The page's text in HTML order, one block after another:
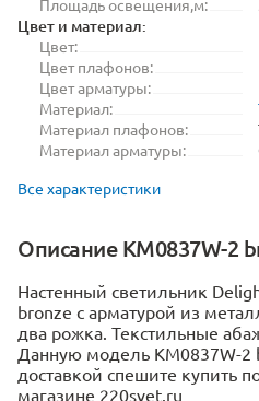
Площадь освещения,м:
Цвет и материал:
Цвет:
Цвет плафонов:
Цвет арматуры:
Материал:
Материал плафонов:
Материал арматуры:
Все характеристики
Описание KM0837W-2
Настенный светильник
bronze с арматурой из
два рожка. Текстильные
Данную модель KM0837W-2
доставкой спешите купить
магазине 220svet.ru